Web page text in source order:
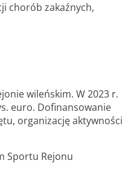
chorób zakaźnych,
wileńskim. W 2023 r.
euro. Dofinansowanie
organizację aktywności
Sportu Rejonu